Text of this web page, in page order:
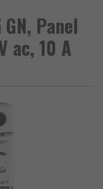
Panel
ac, 10 A